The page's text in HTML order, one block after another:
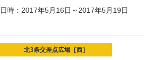
日時：2017年5月16日～2017年5月19日
北3条交差点広場［西］